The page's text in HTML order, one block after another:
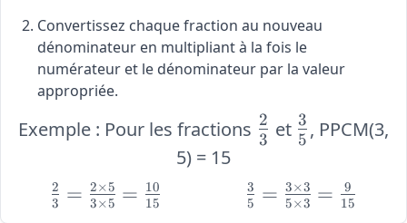
Convertissez chaque fraction au nouveau
dénominateur en multipliant à la fois le
numérateur et le dénominateur par la valeur
appropriée.
Exemple : Pour les fractions
\large
\frac{2}
{3}
3
2 et
\large
\frac{3}
{5}
5
3 , PPCM(3,
5) = 15
\large
\frac{2}
3
2 = 3×5
2×5 = 15
10
\large
\frac{3}
5
3 = 5×3
3×3 = 15
9